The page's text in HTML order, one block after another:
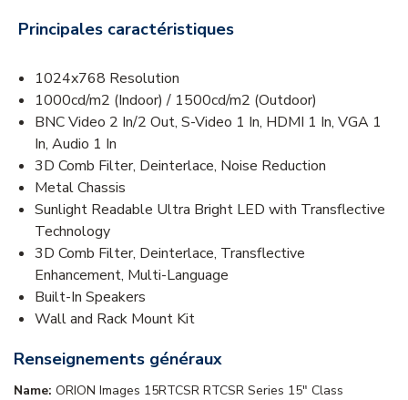
Principales caractéristiques
1024x768 Resolution
1000cd/m2 (Indoor) / 1500cd/m2 (Outdoor)
BNC Video 2 In/2 Out, S-Video 1 In, HDMI 1 In, VGA 1
In, Audio 1 In
3D Comb Filter, Deinterlace, Noise Reduction
Metal Chassis
Sunlight Readable Ultra Bright LED with Transflective
Technology
3D Comb Filter, Deinterlace, Transflective
Enhancement, Multi-Language
Built-In Speakers
Wall and Rack Mount Kit
Renseignements généraux
Name: ORION Images 15RTCSR RTCSR Series 15" Class